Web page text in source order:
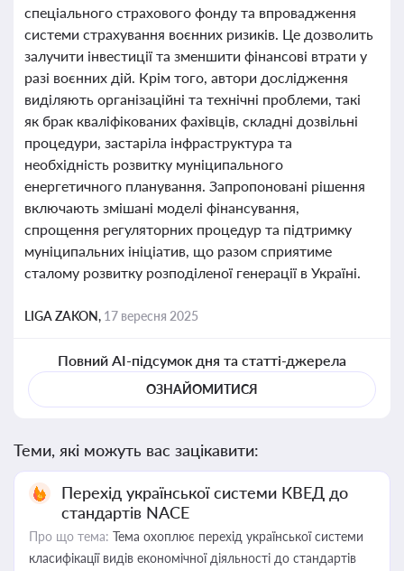
спеціального страхового фонду та впровадження
системи страхування воєнних ризиків. Це дозволить
залучити інвестиції та зменшити фінансові втрати у
разі воєнних дій. Крім того, автори дослідження
виділяють організаційні та технічні проблеми, такі
як брак кваліфікованих фахівців, складні дозвільні
процедури, застаріла інфраструктура та
необхідність розвитку муніципального
енергетичного планування. Запропоновані рішення
включають змішані моделі фінансування,
спрощення регуляторних процедур та підтримку
муніципальних ініціатив, що разом сприятиме
сталому розвитку розподіленої генерації в Україні.
LIGA ZAKON, 17 вересня 2025
Повний AI-підсумок дня та статті-джерела
ОЗНАЙОМИТИСЯ
Теми, які можуть вас зацікавити:
Перехід української системи КВЕД до
стандартів NACE
Про що тема: Тема охоплює перехід української системи
класифікації видів економічної діяльності до стандартів